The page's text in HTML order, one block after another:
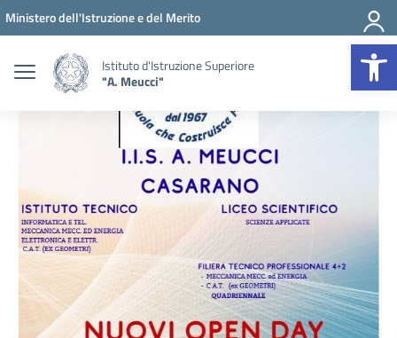
Vai ai contenuti
Vai al menu di navigazione
Vai al footer
Ministero dell'Istruzione e del Merito
Istituto d'Istruzione Superiore
"A. Meucci"